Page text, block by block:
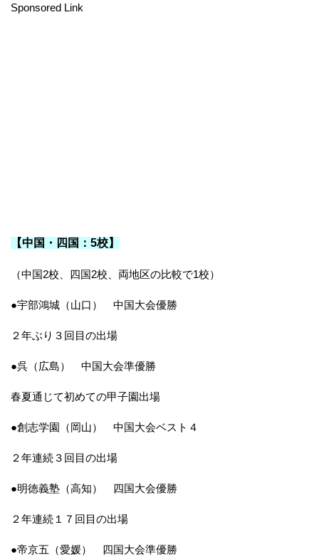
Sponsored Link
【中国・四国：5校】
（中国2校、四国2校、両地区の比較で1校）
●宇部鴻城（山口） 中国大会優勝
２年ぶり３回目の出場
●呉（広島） 中国大会準優勝
春夏通じて初めての甲子園出場
●創志学園（岡山） 中国大会ベスト４
２年連続３回目の出場
●明徳義塾（高知） 四国大会優勝
２年連続１７回目の出場
●帝京五（愛媛） 四国大会準優勝